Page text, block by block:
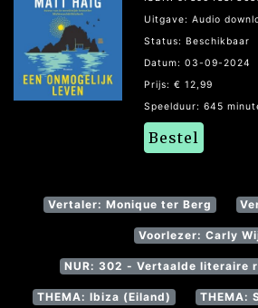
Uitgave: Audio
Status: Beschikbaar
Datum: 03-09-2024
Prijs: € 12,99
Speelduur: 645
Bestel
Vertaler: Monique ter Berg
Voorlezer: Carly
NUR: 302 - Vertaalde literaire
THEMA: Ibiza (Eiland) THEMA: